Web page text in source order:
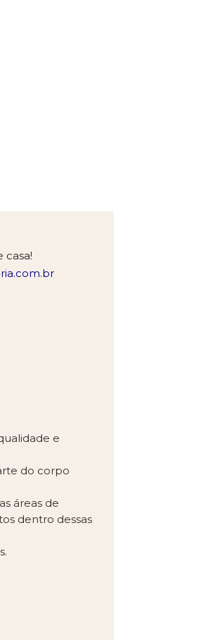
casa!
e
do corpo
áreas de
dentro dessas